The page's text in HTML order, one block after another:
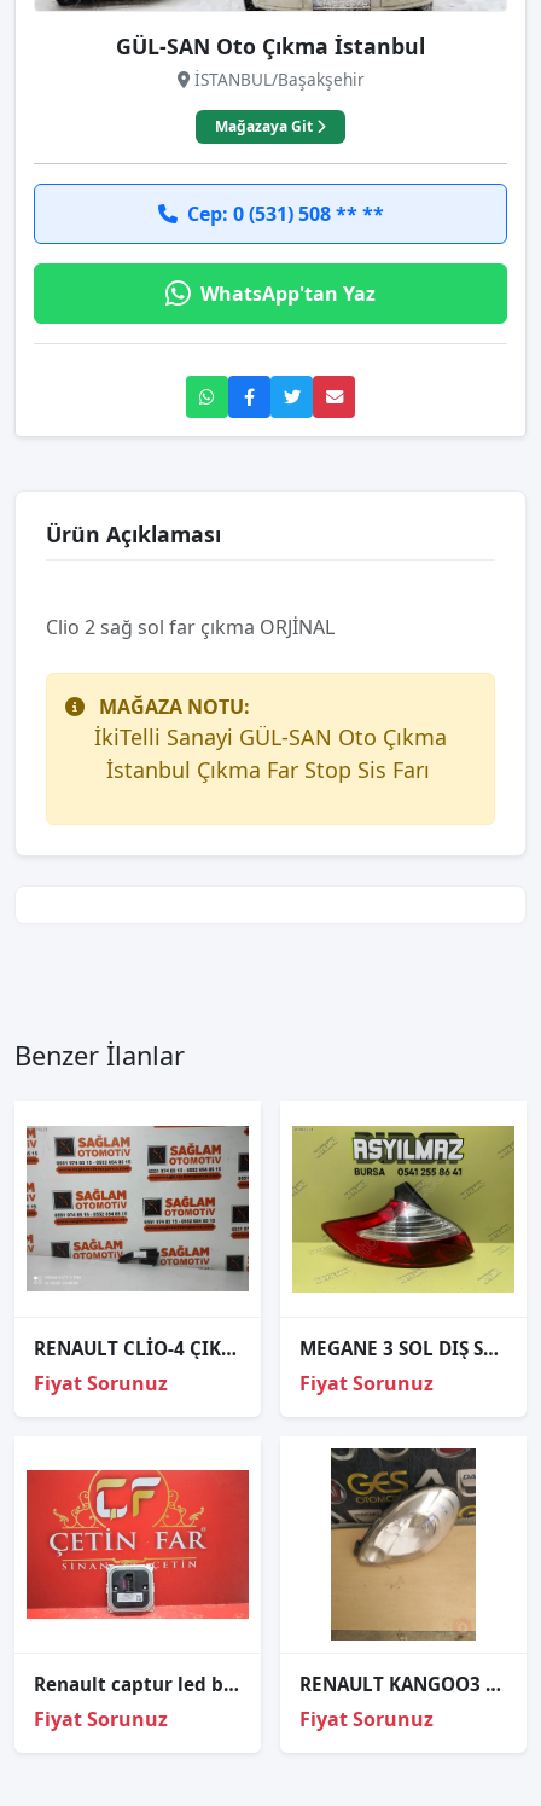
GÜL-SAN Oto Çıkma İstanbul
İSTANBUL/Başakşehir
Mağazaya Git
Cep: 0 (531) 508 ** **
WhatsApp'tan Yaz
Ürün Açıklaması
Clio 2 sağ sol far çıkma ORJİNAL
MAĞAZA NOTU:
İkiTelli Sanayi GÜL-SAN Oto Çıkma
İstanbul Çıkma Far Stop Sis Farı
Benzer İlanlar
RENAULT CLİO-4 ÇIKMA ARKA STOP LAMBA KAŞI OEM; 850764232R
Fiyat Sorunuz
MEGANE 3 SOL DIŞ STOP SIFIR İTHAL
Fiyat Sorunuz
Renault captur led beyni̇ sıfır ori̇ji̇nal a2c906658030
Fiyat Sorunuz
RENAULT KANGOO3 SOL ÖN FAR ORJİNAL ÇIKMA PARÇA
Fiyat Sorunuz